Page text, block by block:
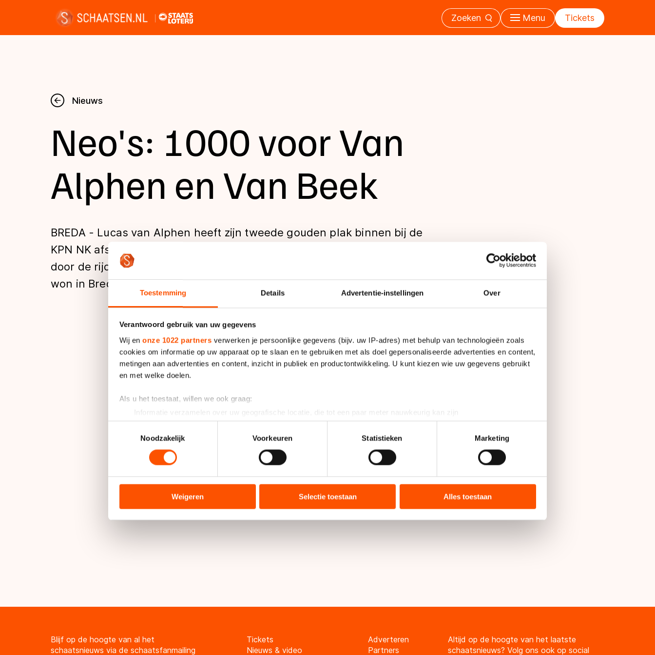
Toestemming Details Advertentie-instellingen Over
Verantwoord gebruik van uw gegevens
Wij en onze 1022 partners verwerken je persoonlijke gegevens (bijv. uw IP-adres) met behulp van technologieën zoals
cookies om informatie op uw apparaat op te slaan en te gebruiken met als doel gepersonaliseerde advertenties en content,
metingen aan advertenties en content, inzicht in publiek en productontwikkeling. U kunt kiezen wie uw gegevens gebruikt
en met welke doelen.
Als u het toestaat, willen we ook graag:
Informatie verzamelen over uw geografische locatie, die tot een paar meter nauwkeurig kan zijn
Uw apparaat identificeren door het actief te scannen op specifieke eigenschappen (fingerprinting)
Lees meer over hoe uw persoonlijke gegevens worden verwerkt en stel uw voorkeuren in het
detailgedeeltein. U kunt uw
toestemming op elk moment wijzigen of intrekken in de Cookieverklaring.
analyseren. We delen informatie over uw gebruik van onze site met onze partners voor social media, advertenties en
analyse. Zij kunnen deze combineren met andere gegevens die u aan hen heeft verstrekt of die zij hebben verzameld via
hun services. Sommige partners kunnen gegevens doorgeven aan landen buiten de EU, zoals de VS, waar mogelijk geen
adequaat beschermingsniveau geldt volgens de GDPR. Door op ‘Toestaan’ te klikken, stemt u in met deze overdracht.
Noodzakelijk
Voorkeuren Statistieken Marketing
Weigeren Selectie toestaan Alles toestaan
Zoeken Menu Tickets
Nieuws
Kalender
Disciplines
Uitslagen
Tijden & historie
De weg op
Schaatsfans
Olympische Spelen
Nieuws
Neo's: 1000 voor Van
Alphen en Van Beek
BREDA - Lucas van Alphen heeft zijn tweede gouden plak binnen bij de
KPN NK afstanden neo-senioren. Ook de 1000 meter werd gewonnen
door de rijder van Team 1nP. Team Liga-schaatsster Lotte van Beek
won in Breda bij de dames.
Van Alphen greep de winst in 1.12.37. Maurice Vriend en Lieuwe Mulder pakten de zilveren en
bronzen medaille.
Bij de dames stopte de klok voor Van Beek op 1.19.49. Kort daarachter eindigde Janine Smit
Blijf op de hoogte van al het
schaatsnieuws via de schaatsfanmailing
Tickets
Nieuws & video
Adverteren
Partners
Altijd op de hoogte van het laatste
schaatsnieuws? Volg ons ook op social